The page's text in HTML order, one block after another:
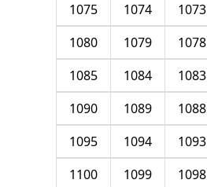
1073
1074
1075
1078
1079
1080
1083
1084
1085
1088
1089
1090
1093
1094
1095
1098
1099
1100